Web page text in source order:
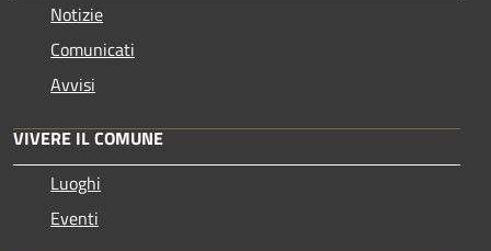
Notizie
Comunicati
Avvisi
VIVERE IL COMUNE
Luoghi
Eventi